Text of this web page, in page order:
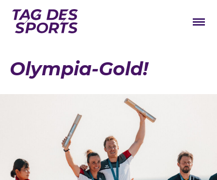
Stars
Programm
Galerie
Verbände
Olympia-Gold!